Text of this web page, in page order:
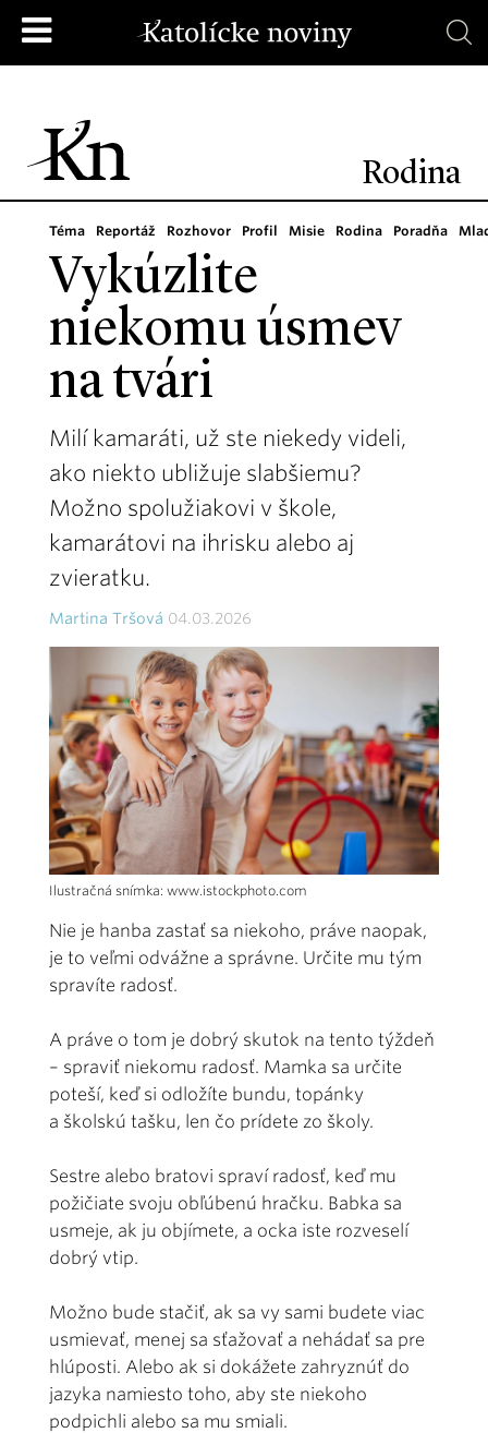
Rodina
Téma Reportáž Rozhovor Profil Misie Rodina Poradňa
Vykúzlite
niekomu úsmev
na tvári
Milí kamaráti, už ste niekedy videli,
ako niekto ubližuje slabšiemu?
Možno spolužiakovi v škole,
kamarátovi na ihrisku alebo aj
zvieratku.
Martina Tršová 04.03.2026
Ilustračná snímka: www.istockphoto.com
Nie je hanba zastať sa niekoho, práve naopak,
je to veľmi odvážne a správne. Určite mu tým
spravíte radosť.
A práve o tom je dobrý skutok na tento týždeň
– spraviť niekomu radosť. Mamka sa určite
poteší, keď si odložíte bundu, topánky
a školskú tašku, len čo prídete zo školy.
Sestre alebo bratovi spraví radosť, keď mu
požičiate svoju obľúbenú hračku. Babka sa
usmeje, ak ju objímete, a ocka iste rozveselí
dobrý vtip.
Možno bude stačiť, ak sa vy sami budete viac
usmievať, menej sa sťažovať a nehádať sa pre
hlúposti. Alebo ak si dokážete zahryznúť do
jazyka namiesto toho, aby ste niekoho
podpichli alebo sa mu smiali.